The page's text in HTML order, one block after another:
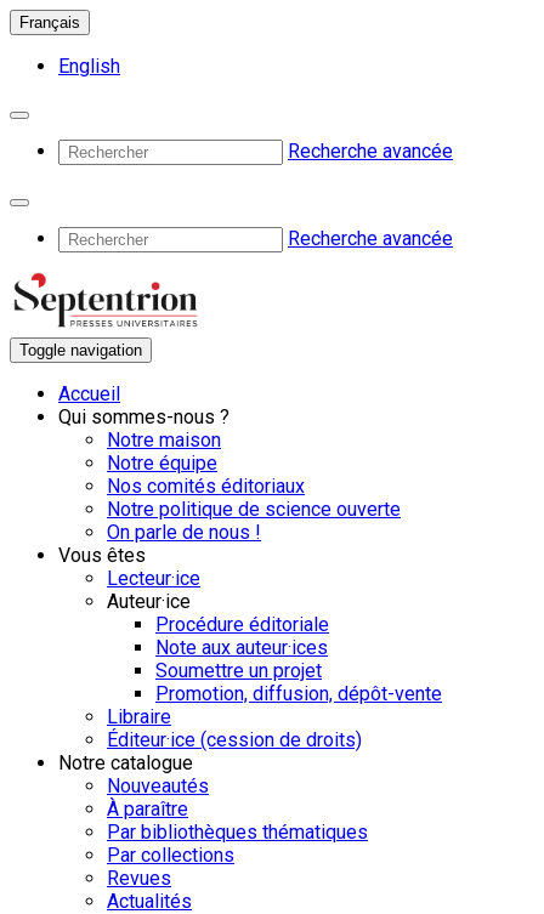
Français
English
Recherche avancée
Recherche avancée
Toggle navigation
Accueil
Qui sommes-nous ?
Notre maison
Notre équipe
Nos comités éditoriaux
Notre politique de science ouverte
On parle de nous !
Vous êtes
Lecteur·ice
Auteur·ice
Procédure éditoriale
Note aux auteur·ices
Soumettre un projet
Promotion, diffusion, dépôt-vente
Libraire
Éditeur·ice (cession de droits)
Notre catalogue
Nouveautés
À paraître
Par bibliothèques thématiques
Par collections
Revues
Actualités